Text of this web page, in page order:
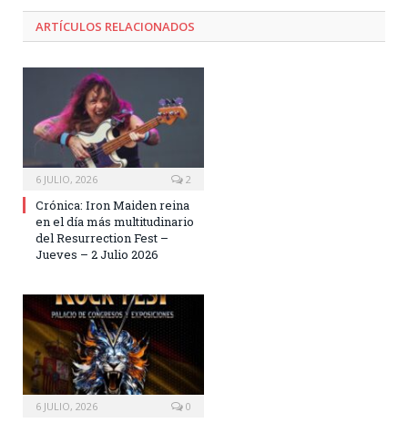
ARTÍCULOS RELACIONADOS
6 JULIO, 2026 2
Crónica: Iron Maiden reina
en el día más multitudinario
del Resurrection Fest –
Jueves – 2 Julio 2026
6 JULIO, 2026 0